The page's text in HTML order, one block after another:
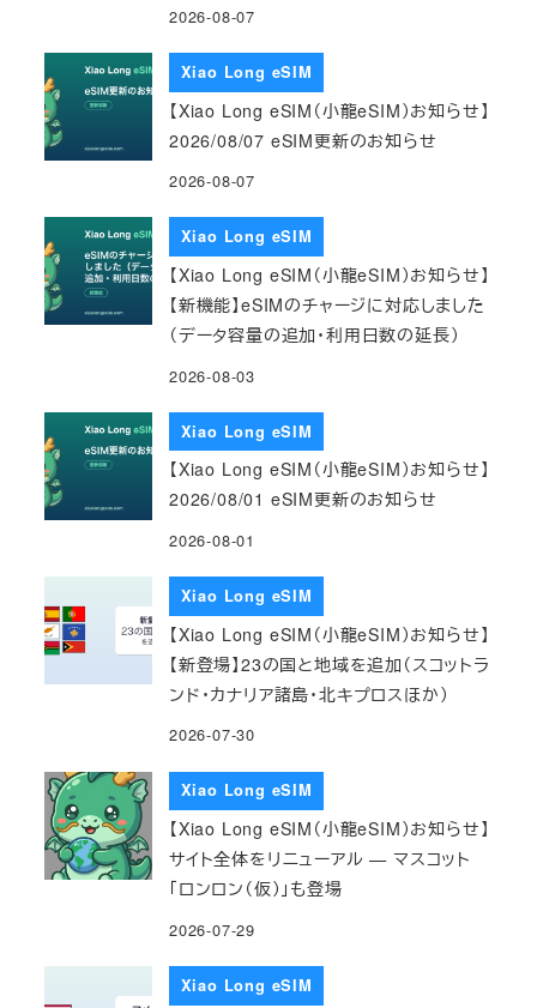
2026-08-07
Xiao Long eSIM
【Xiao Long eSIM（小龍eSIM）お知らせ】
2026/08/07 eSIM更新のお知らせ
2026-08-07
Xiao Long eSIM
【Xiao Long eSIM（小龍eSIM）お知らせ】
【新機能】eSIMのチャージに対応しました
（データ容量の追加・利用日数の延長）
2026-08-03
Xiao Long eSIM
【Xiao Long eSIM（小龍eSIM）お知らせ】
2026/08/01 eSIM更新のお知らせ
2026-08-01
Xiao Long eSIM
【Xiao Long eSIM（小龍eSIM）お知らせ】
【新登場】23の国と地域を追加（スコットラ
ンド・カナリア諸島・北キプロスほか）
2026-07-30
Xiao Long eSIM
【Xiao Long eSIM（小龍eSIM）お知らせ】
サイト全体をリニューアル — マスコット
「ロンロン（仮）」も登場
2026-07-29
Xiao Long eSIM